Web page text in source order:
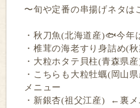
〜旬や定番の串揚げネタは
・秋刀魚(北海道産)🐟今年
・椎茸の海老すり身詰め(
・大粒ホタテ貝柱(青森県
・こちらも大粒牡蠣(岡山
メニュー
・新銀杏(祖父江産) ←裏メ